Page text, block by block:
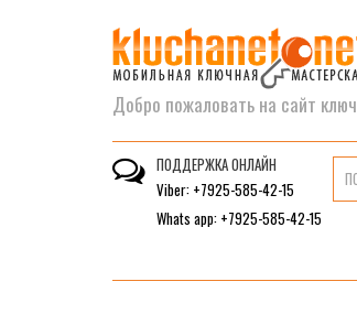
Добро пожаловать на сайт
ПОДДЕРЖКА ОНЛАЙН
Viber: +7925-585-42-15
Whats app: +7925-585-42-15